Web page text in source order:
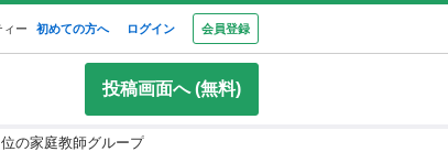
ィー 初めての方へ ログイン 会員登録
投稿画面へ (無料)
の家庭教師グループ